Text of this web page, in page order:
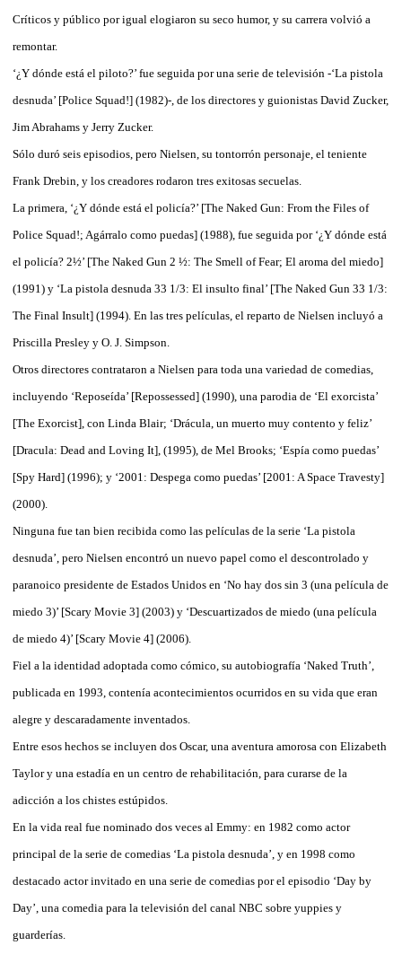
Críticos y público por igual elogiaron su seco humor, y su carrera volvió a
remontar.
‘¿Y dónde está el piloto?’ fue seguida por una serie de televisión -‘La pistola
desnuda’ [Police Squad!] (1982)-, de los directores y guionistas David Zucker,
Jim Abrahams y Jerry Zucker.
Sólo duró seis episodios, pero Nielsen, su tontorrón personaje, el teniente
Frank Drebin, y los creadores rodaron tres exitosas secuelas.
La primera, ‘¿Y dónde está el policía?’ [The Naked Gun: From the Files of
Police Squad!; Agárralo como puedas] (1988), fue seguida por ‘¿Y dónde está
el policía? 2½’ [The Naked Gun 2 ½: The Smell of Fear; El aroma del miedo]
(1991) y ‘La pistola desnuda 33 1/3: El insulto final’ [The Naked Gun 33 1/3:
The Final Insult] (1994). En las tres películas, el reparto de Nielsen incluyó a
Priscilla Presley y O. J. Simpson.
Otros directores contrataron a Nielsen para toda una variedad de comedias,
incluyendo ‘Reposeída’ [Repossessed] (1990), una parodia de ‘El exorcista’
[The Exorcist], con Linda Blair; ‘Drácula, un muerto muy contento y feliz’
[Dracula: Dead and Loving It], (1995), de Mel Brooks; ‘Espía como puedas’
[Spy Hard] (1996); y ‘2001: Despega como puedas’ [2001: A Space Travesty]
(2000).
Ninguna fue tan bien recibida como las películas de la serie ‘La pistola
desnuda’, pero Nielsen encontró un nuevo papel como el descontrolado y
paranoico presidente de Estados Unidos en ‘No hay dos sin 3 (una película de
miedo 3)’ [Scary Movie 3] (2003) y ‘Descuartizados de miedo (una película
de miedo 4)’ [Scary Movie 4] (2006).
Fiel a la identidad adoptada como cómico, su autobiografía ‘Naked Truth’,
publicada en 1993, contenía acontecimientos ocurridos en su vida que eran
alegre y descaradamente inventados.
Entre esos hechos se incluyen dos Oscar, una aventura amorosa con Elizabeth
Taylor y una estadía en un centro de rehabilitación, para curarse de la
adicción a los chistes estúpidos.
En la vida real fue nominado dos veces al Emmy: en 1982 como actor
principal de la serie de comedias ‘La pistola desnuda’, y en 1998 como
destacado actor invitado en una serie de comedias por el episodio ‘Day by
Day’, una comedia para la televisión del canal NBC sobre yuppies y
guarderías.